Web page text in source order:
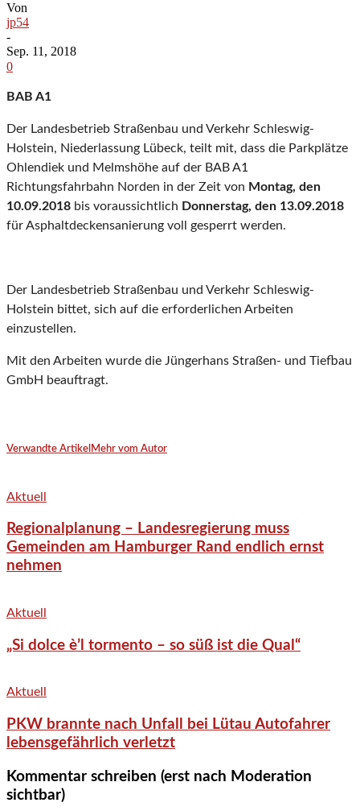
Von
jp54
-
Sep. 11, 2018
0
BAB A1
Der Landesbetrieb Straßenbau und Verkehr Schleswig-
Holstein, Niederlassung Lübeck, teilt mit, dass die Parkplätze
Ohlendiek und Melmshöhe auf der BAB A1
Richtungsfahrbahn Norden in der Zeit von Montag, den
10.09.2018 bis voraussichtlich Donnerstag, den 13.09.2018
für Asphaltdeckensanierung voll gesperrt werden.
Der Landesbetrieb Straßenbau und Verkehr Schleswig-
Holstein bittet, sich auf die erforderlichen Arbeiten
einzustellen.
Mit den Arbeiten wurde die Jüngerhans Straßen- und Tiefbau
GmbH beauftragt.
Verwandte Artikel Mehr vom Autor
Aktuell
Regionalplanung – Landesregierung muss
Gemeinden am Hamburger Rand endlich ernst
nehmen
Aktuell
„Si dolce è’l tormento – so süß ist die Qual“
Aktuell
PKW brannte nach Unfall bei Lütau Autofahrer
lebensgefährlich verletzt
Kommentar schreiben (erst nach Moderation
sichtbar)